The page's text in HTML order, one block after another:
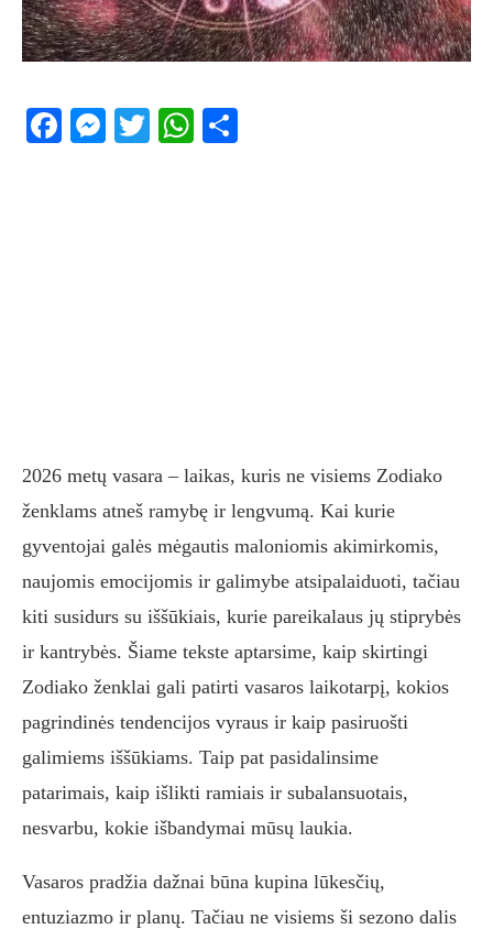
Facebook
Messenger
TwitterWhatsApp
2026 metų vasara – laikas, kuris ne visiems Zodiako
ženklams atneš ramybę ir lengvumą. Kai kurie
gyventojai galės mėgautis maloniomis akimirkomis,
naujomis emocijomis ir galimybe atsipalaiduoti, tačiau
kiti susidurs su iššūkiais, kurie pareikalaus jų stiprybės
ir kantrybės. Šiame tekste aptarsime, kaip skirtingi
Zodiako ženklai gali patirti vasaros laikotarpį, kokios
pagrindinės tendencijos vyraus ir kaip pasiruošti
galimiems iššūkiams. Taip pat pasidalinsime
patarimais, kaip išlikti ramiais ir subalansuotais,
nesvarbu, kokie išbandymai mūsų laukia.
Vasaros pradžia dažnai būna kupina lūkesčių,
entuziazmo ir planų. Tačiau ne visiems ši sezono dalis